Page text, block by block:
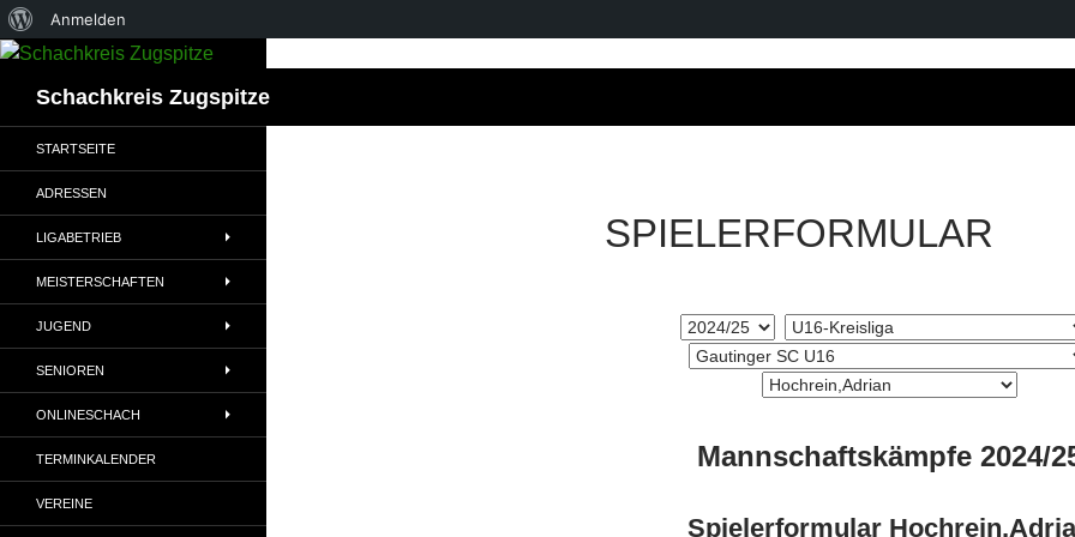
Über
WordPress
Anmelden
Zum
springenSchachkreis Zugspitze
SPIELERFORMULAR
Mannschaftskämpfe 2024/
Spielerformular
STARTSEITE
ADRESSEN
LIGABETRIEB
MEISTERSCHAFTEN
JUGEND
SENIOREN
ONLINESCHACH
TERMINKALENDER
VEREINE